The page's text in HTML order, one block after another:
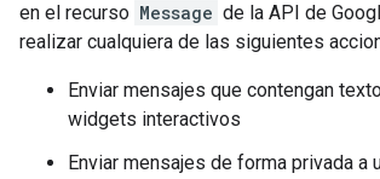
en el recurso Message de la API de
realizar cualquiera de las siguientes
Enviar mensajes que contengan
widgets interactivos
Enviar mensajes de forma privada a